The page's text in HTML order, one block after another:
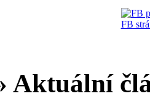
FB
Aktuální